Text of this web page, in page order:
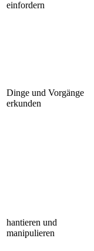
einfordern
Dinge und Vorgänge
erkunden
hantieren und
manipulieren